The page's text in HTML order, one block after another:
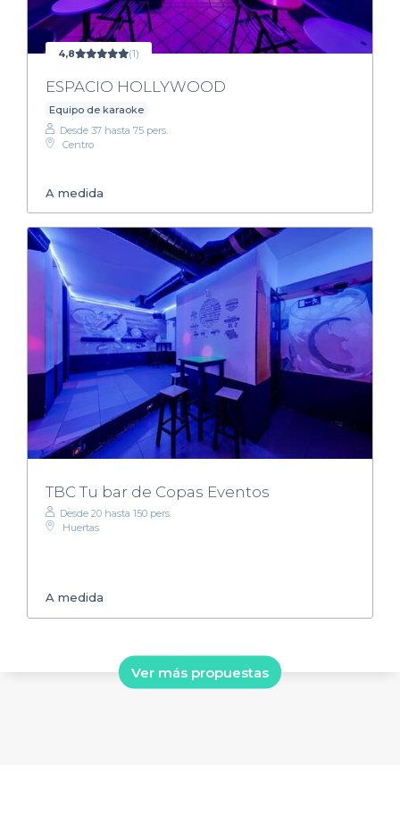
4,8 (1)
ESPACIO HOLLYWOOD
Equipo de karaoke
Desde 37 hasta 75 pers.
Centro
A medida
TBC Tu bar de Copas Eventos
Desde 20 hasta 150 pers.
Huertas
A medida
Ver más propuestas